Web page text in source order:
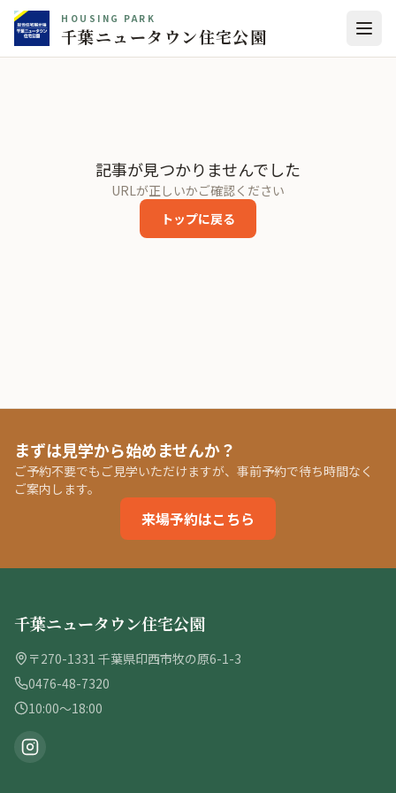
HOUSING PARK
千葉ニュータウン住宅公園
記事が見つかりませんでした
URLが正しいかご確認ください
トップに戻る
まずは見学から始めませんか？
ご予約不要でもご見学いただけますが、事前予約で待ち時間なく
ご案内します。
来場予約はこちら
千葉ニュータウン住宅公園
〒270-1331 千葉県印西市牧の原6-1-3
0476-48-7320
10:00〜18:00